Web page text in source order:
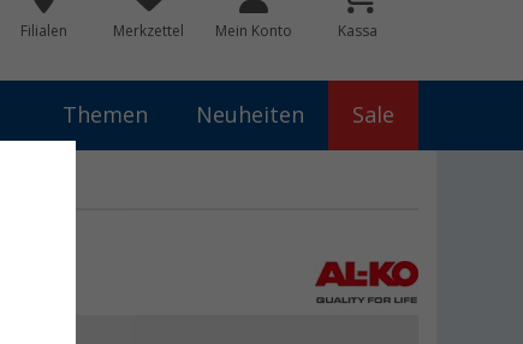
Filialen Merkzettel Mein Konto Kassa
Themen Neuheiten Sale